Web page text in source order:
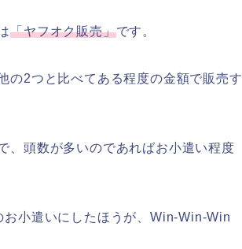
「ヤフオク販売」です。
の2つと比べてある程度の金額で販売す
、頭数が多いのであればお小遣い程度
小遣いにしたほうが、Win-Win-Win